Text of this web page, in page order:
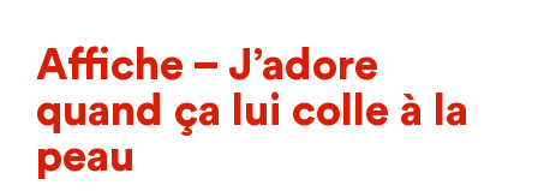
Affiche – J’adore
quand ça lui colle à la
peau